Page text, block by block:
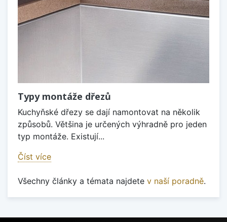
Typy montáže dřezů
Kuchyňské dřezy se dají namontovat na několik
způsobů. Většina je určených výhradně pro jeden
typ montáže. Existují...
Číst více
Všechny články a témata najdete v naší poradně.